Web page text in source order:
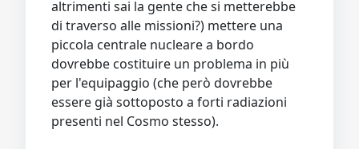
altrimenti sai la gente che si metterebbe
di traverso alle missioni?) mettere una
piccola centrale nucleare a bordo
dovrebbe costituire un problema in più
per l'equipaggio (che però dovrebbe
essere già sottoposto a forti radiazioni
presenti nel Cosmo stesso).